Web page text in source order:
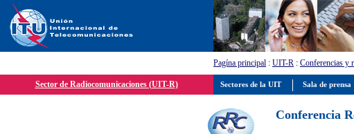
Pagína principal : UIT-R : Conferencias y
Sector de Radiocomunicaciones (UIT-R)
Conferencia
Sectores de la UIT Sala de prensa